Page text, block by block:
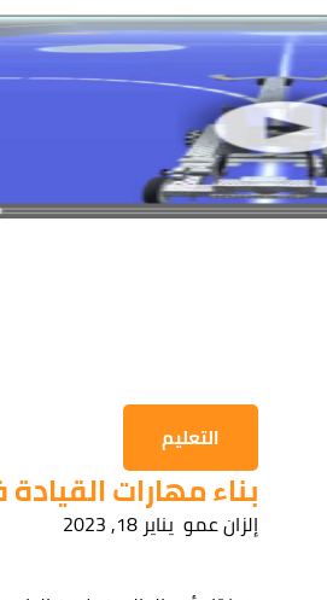
التعليم
بناء مهارات
إلزان عمو يناير 18, 2023